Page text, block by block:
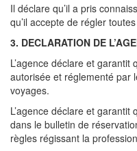
Il déclare qu’il a pris
qu’il accepte de régler
3. DECLARATION DE
L’agence déclare et garantit
autorisée et réglementé par
voyages.
L’agence déclare et
dans le bulletin de
règles régissant la